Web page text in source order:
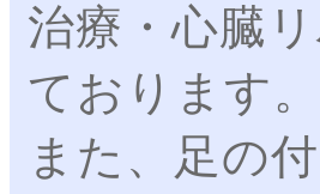
治療・心臓
ております。
また、足の